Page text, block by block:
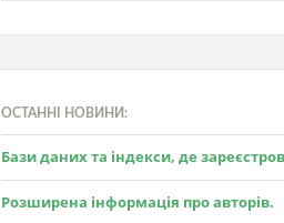
ОСТАННІ НОВИНИ:
Бази даних та індекси, де
Розширена інформація про авторів.